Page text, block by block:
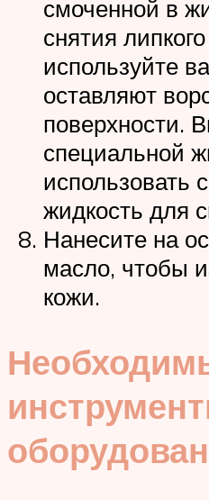
смоченной в
снятия
используйте
оставляют
поверхности.
специальной
использовать
жидкость для
Нанесите на
масло, чтобы
кожи.